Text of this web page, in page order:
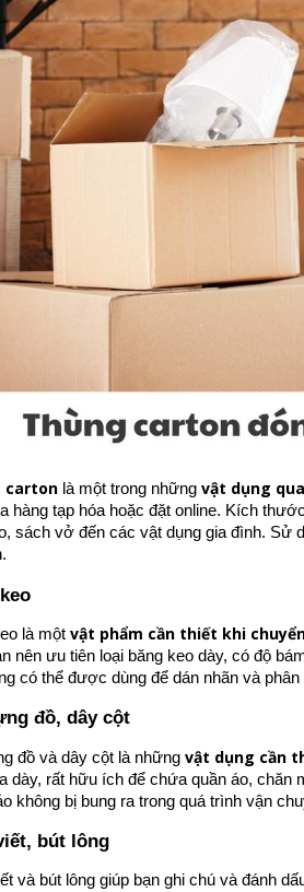
carton là một trong những vật dụng
hàng tạp hóa hoặc đặt online. Kích
sách vở đến các vật dụng gia đình. Sử
là một vật phẩm cần thiết khi
nên ưu tiên loại băng keo dày, có độ
có thể được dùng để dán nhãn và
đồ, dây cột
đồ và dây cột là những vật dụng cần
dày, rất hữu ích để chứa quần áo, chăn
không bị bung ra trong quá trình vận
bút lông
và bút lông giúp bạn ghi chú và đánh